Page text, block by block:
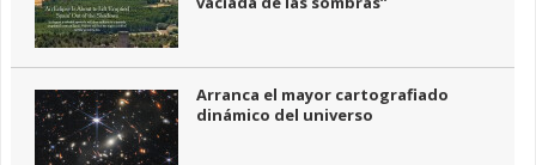
Arranca el mayor cartografiado
dinámico del universo